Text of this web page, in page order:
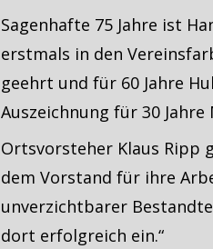
Sagenhafte 75 Jahre ist
erstmals in den
geehrt und für 60 Jahre
Auszeichnung für 30
Ortsvorsteher Klaus Ripp
dem Vorstand für ihre
unverzichtbarer
dort erfolgreich ein.“